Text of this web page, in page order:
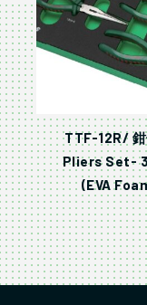
TTF-12R/
Pliers Set-
(EVA